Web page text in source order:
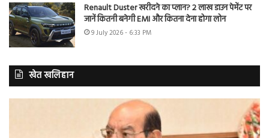
Renault Duster खरीदने का प्लान? 2 लाख डाउन पेमेंट पर
जानें कितनी बनेगी EMI और कितना देना होगा लोन
9 July 2026 - 6:33 PM
खेत खलिहान